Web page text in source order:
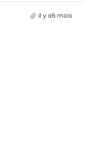
il y a6 mois